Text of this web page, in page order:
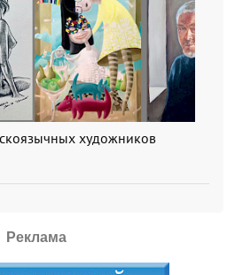
художников
Реклама